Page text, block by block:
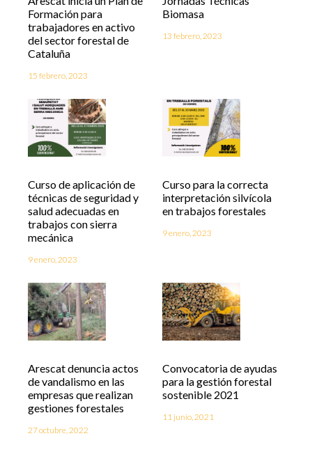
Formación para
trabajadores en activo
del sector forestal de
Cataluña
15 febrero, 2023
Biomasa
13 febrero, 2023
Curso de aplicación de
técnicas de seguridad y
salud adecuadas en
trabajos con sierra
mecánica
9 enero, 2023
Curso para la correcta
interpretación silvícola
en trabajos forestales
9 enero, 2023
Arescat denuncia actos
de vandalismo en las
empresas que realizan
gestiones forestales
27 octubre, 2022
Convocatoria de ayudas
para la gestión forestal
sostenible 2021
11 junio, 2021